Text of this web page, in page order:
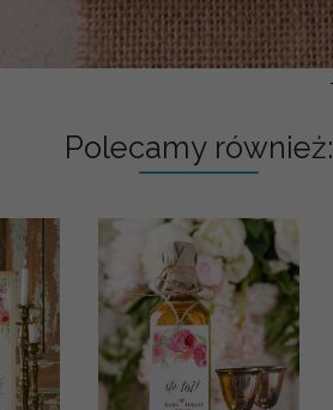
Polecamy również: